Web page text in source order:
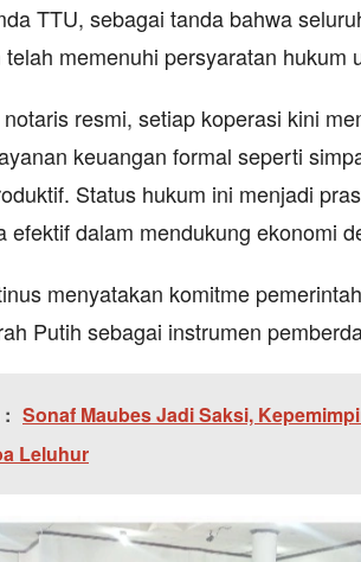
TTU, sebagai tanda bahwa
memenuhi persyaratan hukum
resmi, setiap koperasi kini
keuangan formal seperti
Status hukum ini menjadi
efektif dalam mendukung ekonomi
menyatakan komitme
Putih sebagai instrumen
Sonaf Maubes Jadi Saksi,
Leluhur